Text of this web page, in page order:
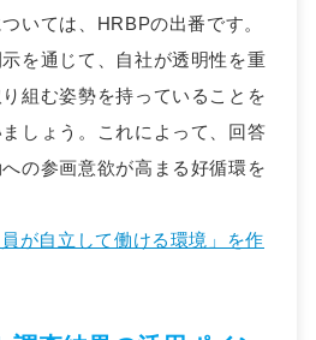
いては、HRBPの出番です。
を通じて、自社が透明性を重
組む姿勢を持っていることを
しょう。これによって、回答
の参画意欲が高まる好循環を
が自立して働ける環境」を作